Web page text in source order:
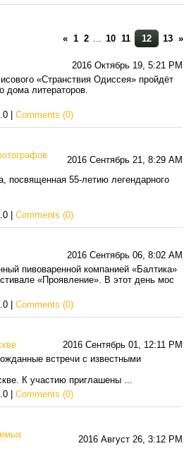
« 1 2 ... 10 11 12 13 »
2016 Октябрь 19, 5:21 PM
«Cтранствия Одиссея» пройдёт
дома литераторов.
| Comments (0)
2016 Сентябрь 21, 8:29 AM
посвященная 55-летию легендарного
| Comments (0)
2016 Сентябрь 06, 8:02 AM
пивоваренной компанией «Балтика»
«Проявление». В этот день мос
| Comments (0)
2016 Сентябрь 01, 12:11 PM
встречи с известными
К участию приглашены ...
| Comments (0)
2016 Август 26, 3:12 PM